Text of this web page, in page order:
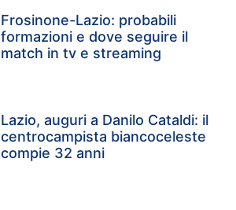
Frosinone-Lazio: probabili
formazioni e dove seguire il
match in tv e streaming
Lazio, auguri a Danilo Cataldi: il
centrocampista biancoceleste
compie 32 anni